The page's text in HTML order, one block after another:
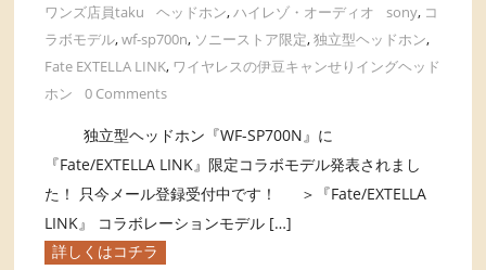
ワンズ店員taku ヘッドホン, ハイレゾ・オーディオ sony, コ
ラボモデル,wf-sp700n, ソニーストア限定,独立型ヘッドホン,
Fate EXTELLA LINK, ワイヤレスの伊豆キャンせりイングヘッド
ホン
0 Comments
独立型ヘッドホン『WF-SP700N』に
『Fate/EXTELLA LINK』限定コラボモデル発表されまし
た！ 只今メール登録受付中です！ ＞『Fate/EXTELLA
LINK』 コラボレーションモデル […]
詳しくはコチラ